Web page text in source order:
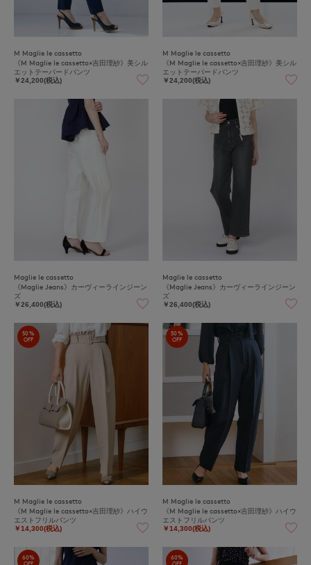
M Maglie le cassetto
《M Maglie le cassetto×吉田理紗》美シル
エットテーパードパンツ
￥24,200(税込)
M Maglie le cassetto
《M Maglie le cassetto×吉田理紗》美シル
エットテーパードパンツ
￥24,200(税込)
Maglie le cassetto
《Maglie Jeans》カーヴィーラインジーン
ズ
￥26,400(税込)
Maglie le cassetto
《Maglie Jeans》カーヴィーラインジーン
ズ
￥26,400(税込)
50%
OFF
M Maglie le cassetto
《M Maglie le cassetto×吉田理紗》ハイウ
エストフリルパンツ
￥14,300(税込)
50%
OFF
M Maglie le cassetto
《M Maglie le cassetto×吉田理紗》ハイウ
エストフリルパンツ
￥14,300(税込)
60%
OFF
60%
OFF